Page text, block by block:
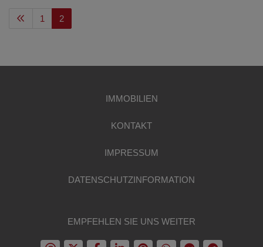
1 2
IMMOBILIEN
KONTAKT
IMPRESSUM
DATENSCHUTZINFORMATION
EMPFEHLEN SIE UNS WEITER